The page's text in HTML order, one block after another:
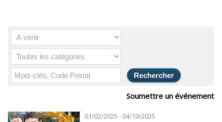
Soumettre un événement
01/02/2025 - 04/10/2025